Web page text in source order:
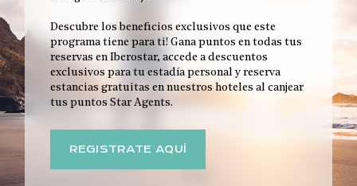
Descubre los beneficios exclusivos que este
programa tiene para ti! Gana puntos en todas tus
reservas en Iberostar, accede a descuentos
exclusivos para tu estadía personal y reserva
estancias gratuitas en nuestros hoteles al canjear
tus puntos Star Agents.
REGISTRATE AQUÍ